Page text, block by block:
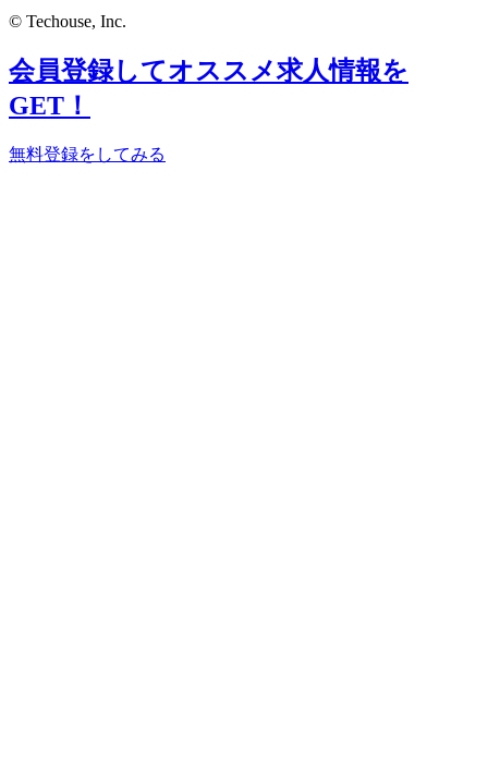
© Techouse, Inc.
会員登録してオススメ求人情報を
GET！
無料登録をしてみる